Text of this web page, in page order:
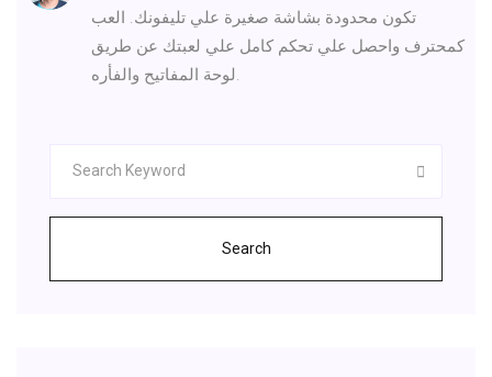
تكون محدودة بشاشة صغيرة علي تليفونك. العب
كمحترف واحصل علي تحكم كامل علي لعبتك عن طريق
لوحة المفاتيح والفأره.
Search